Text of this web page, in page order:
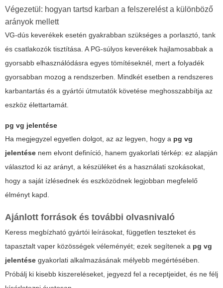
Végezetül: hogyan tartsd karban a felszerelést a különböző
arányok mellett
VG-dús keverékek esetén gyakrabban szükséges a porlasztó, tank
és csatlakozók tisztítása. A PG-súlyos keverékek hajlamosabbak a
gyorsabb elhasználódásra egyes tömítéseknél, mert a folyadék
gyorsabban mozog a rendszerben. Mindkét esetben a rendszeres
karbantartás és a gyártói útmutatók követése meghosszabbítja az
eszköz élettartamát.
pg vg jelentése
Ha megjegyzel egyetlen dolgot, az az legyen, hogy a pg vg
jelentése nem elvont definíció, hanem gyakorlati térkép: ez alapján
választod ki az arányt, a készüléket és a használati szokásokat,
hogy a saját ízlésednek és eszközödnek legjobban megfelelő
élményt kapd.
Ajánlott források és további olvasnivaló
Keress megbízható gyártói leírásokat, független teszteket és
tapasztalt vaper közösségek véleményét; ezek segítenek a pg vg
jelentése gyakorlati alkalmazásának mélyebb megértésében.
Próbálj ki kisebb kiszereléseket, jegyezd fel a receptjeidet, és ne félj